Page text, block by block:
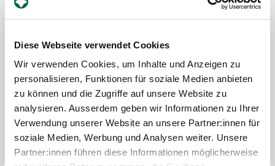
Diese Webseite verwendet Cookies
Wir verwenden Cookies, um Inhalte und Anzeigen zu
personalisieren, Funktionen für soziale Medien anbieten
zu können und die Zugriffe auf unsere Website zu
analysieren. Ausserdem geben wir Informationen zu Ihrer
Verwendung unserer Website an unsere Partner:innen für
soziale Medien, Werbung und Analysen weiter. Unsere
Partner:innen führen diese Informationen möglicherweise
About us
Jobs & Career
Contact us
Baby gallery
Blog
Mail
michele.bachmann@spitalzollikerberg.ch
Write Message